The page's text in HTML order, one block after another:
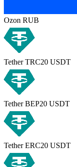
Ozon RUB
Tether TRC20 USDT
Tether BEP20 USDT
Tether ERC20 USDT